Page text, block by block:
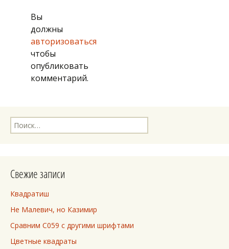
записям
Вы
должны
авторизоваться
чтобы
опубликовать
комментарий.
Найти:
Свежие записи
Квадратиш
Не Малевич, но Казимир
Сравним C059 с другими шрифтами
Цветные квадраты